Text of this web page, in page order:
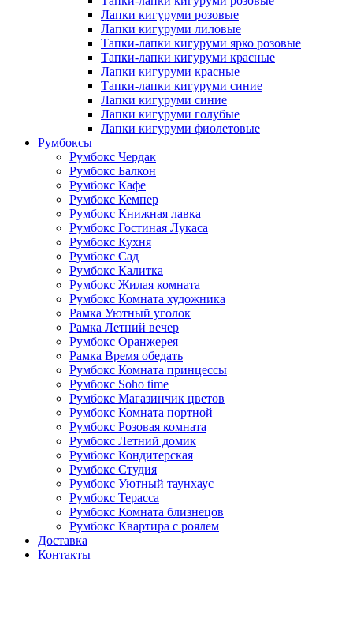
Лапки кигуруми розовые
Лапки кигуруми лиловые
Тапки-лапки кигуруми ярко розовые
Тапки-лапки кигуруми красные
Лапки кигуруми красные
Тапки-лапки кигуруми синие
Лапки кигуруми синие
Лапки кигуруми голубые
Лапки кигуруми фиолетовые
Румбоксы
Румбокс Чердак
Румбокс Балкон
Румбокс Кафе
Румбокс Кемпер
Румбокс Книжная лавка
Румбокс Гостиная Лукаса
Румбокс Кухня
Румбокс Сад
Румбокс Калитка
Румбокс Жилая комната
Румбокс Комната художника
Рамка Уютный уголок
Рамка Летний вечер
Румбокс Оранжерея
Рамка Время обедать
Румбокс Комната принцессы
Румбокс Soho time
Румбокс Магазинчик цветов
Румбокс Комната портной
Румбокс Розовая комната
Румбокс Летний домик
Румбокс Кондитерская
Румбокс Студия
Румбокс Уютный таунхаус
Румбокс Терасса
Румбокс Комната близнецов
Румбокс Квартира с роялем
Доставка
Контакты